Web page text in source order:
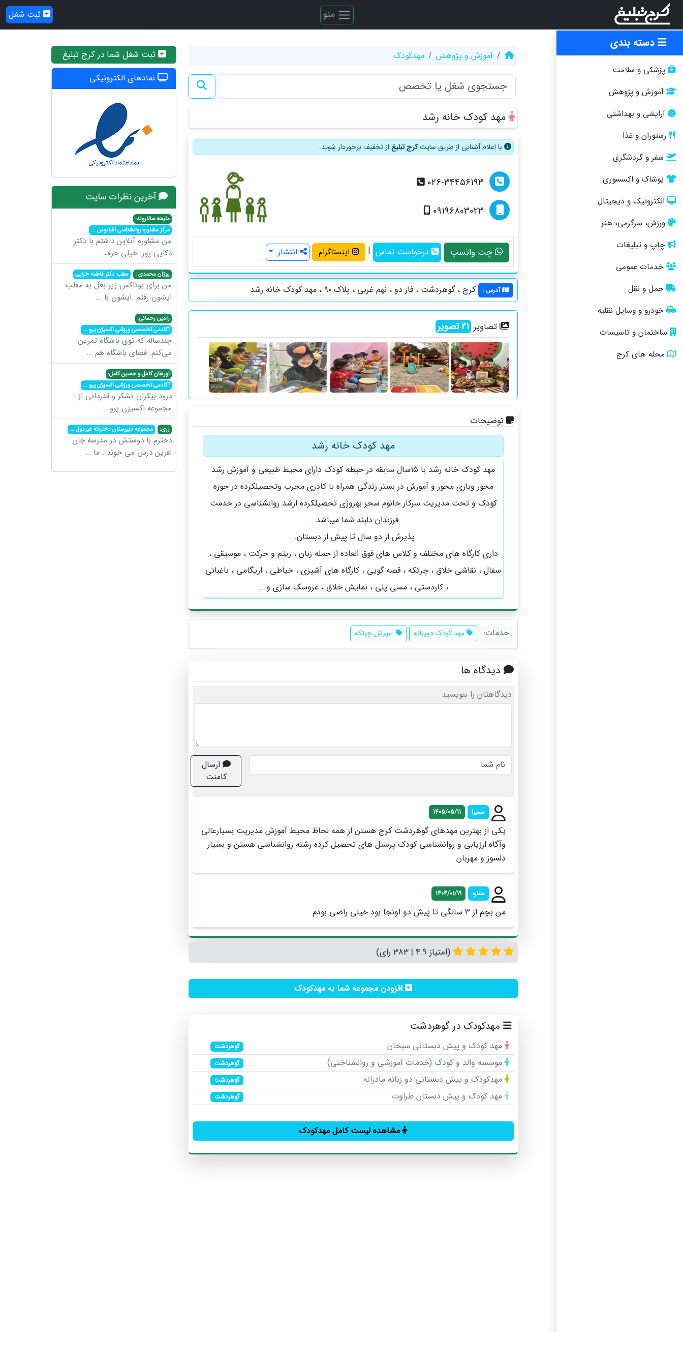
منو ثبت شغل
دسته بندی
پزشکی و سلامت
آموزش و پژوهش
آرایشی و بهداشتی
رستوران و غذا
سفر و گردشگری
پوشاک و اکسسوری
الکترونیک و دیجیتال
ورزش، سرگرمی، هنر
چاپ و تبلیغات
خدمات عمومی
حمل و نقل
خودرو و وسایل نقلیه
ساختمان و تاسیسات
محله های کرج
آموزش و پژوهش مهدکودک
مهد کودک خانه رشد
با اعلام آشنایی از طریق سایتکرج تبلیغ از تخفیف برخوردار شوید.
026-34456193
09196803023
چت واتسپ درخواست تماس | اینستاگرام انتشار
آدرس : کرج ، گوهردشت ، فاز دو ، نهم غربی ، پلاک ۹۰ ، مهد کودک خانه رشد
تصاویر 21تصویر
توضیحات
مهد کودک خانه رشد
مهد کودک خانه رشد با ۱۵سال سابقه در حیطه کودک دارای محیط طبیعی و آموزش رشد
محور و‌بازی محور و آموزش در بستر زندگی همراه با کادری مجرب و‌تحصیلکرده در حوزه
کودک و‌ تحت مدیریت سرکار خانوم سحر بهروزی تحصیلکرده ارشد روانشناسی در خدمت
فرزندان دلبند شما میباشد ..
پذیرش از دو سال تا پیش از دبستان..
داری کارگاه های مختلف و کلاس های فوق العاده از جمله زبان ، ریتم و حرکت ، موسیقی ،
سفال ، نقاشی خلاق ، چرتکه ، قصه گویی ، کارگاه های آشپزی ، خیاطی ، اریگامی ، باغبانی
، کاردستی ، مسی پلی ، نمایش خلاق ، عروسک سازی و …
خدمات: مهد کودک دوزبانه آموزش چرتکه
دیدگاه ها
دیدگاهتان را بنویسید
ارسال
کامنت
سمیرا 1405/05/11
یکی از بهترین مهدهای گوهردشت کرج هستن از همه لحاظ محیط آموزش مدیریت بسیارعالی
وآگاه ارزیابی و روانشناسی کودک پرسنل های تحصیل کرده رشته روانشناسی هستن و بسیار
دلسوز و مهربان
ستاره 1404/01/19
من بچم از ۳ سالگی تا پیش دو اونجا بود خیلی راضی بودم
(امتیاز 4.9 | 383 رای)
افزودن مجموعه شما به مهدکودک
مهدکودک در گوهردشت
مهد کودک و پیش دبستانی سبحان گوهردشت
موسسه والد و کودک (خدمات آموزشی و روانشناختی) گوهردشت
مهدکودک و پیش دبستانی دو زبانه مادرانه گوهردشت
مهد کودک و پیش دبستان طراوت گوهردشت
مشاهده لیست کامل مهدکودک
ثبت شغل شما در کرج تبلیغ
نمادهای الکترونیکی
آخرین نظرات سایت
ملیحه سالاروند:
مرکز مشاوره روانشناسی اقیانوس...
من مشاوره آنلاین داشتم با دکتر
ذکایی پور. خیلی حرف ...
روژان محمدی : مطب دکتر فاطمه خزایی
من برای بوتاکس زیر بغل به مطب
ایشون رفتم .ایشون با ...
رادین رحمانی:
آکادمی تخصصی ورزشی اکسیژن پرو...
چندساله که توی باشگاه تمرین
می‌کنم. فضای باشگاه هم ...
اورهان کامل و حسین کامل:
آکادمی تخصصی ورزشی اکسیژن پرو...
درود بیکران تشکر و قدردانی از
مجموعه اکسیژن پرو ...
زری: مجموعه دبیرستان دخترانه غیردول...
دخترم با دوستش در مدرسه جان
افرین درس می خوند . ما ...